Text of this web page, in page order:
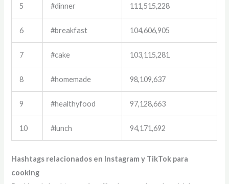
5 #dinner 111,515,228
6 #breakfast 104,606,905
7 #cake 103,115,281
8 #homemade 98,109,637
9 #healthyfood 97,128,663
10 #lunch 94,171,692
Hashtags relacionados en Instagram y TikTok para
cooking